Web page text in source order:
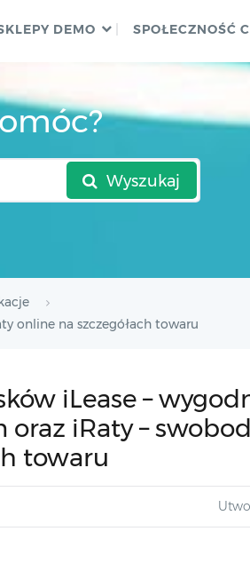
DEMO SPOŁECZNOŚĆ
Wyszukaj
online na szczegółach towaru
iLease –
iRaty –
towaru